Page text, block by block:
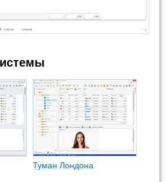
Туман Лондона